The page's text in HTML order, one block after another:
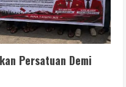
Persatuan Demi